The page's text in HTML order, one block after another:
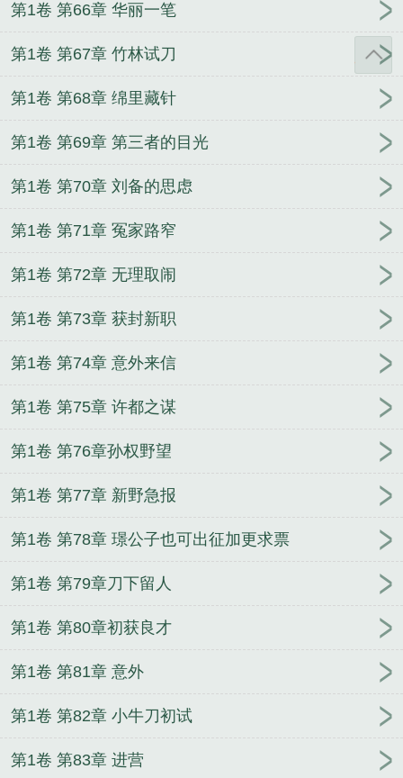
第1卷 第66章 华丽一笔
第1卷 第67章 竹林试刀
第1卷 第68章 绵里藏针
第1卷 第69章 第三者的目光
第1卷 第70章 刘备的思虑
第1卷 第71章 冤家路窄
第1卷 第72章 无理取闹
第1卷 第73章 获封新职
第1卷 第74章 意外来信
第1卷 第75章 许都之谋
第1卷 第76章孙权野望
第1卷 第77章 新野急报
第1卷 第78章 璟公子也可出征加更求票
第1卷 第79章刀下留人
第1卷 第80章初获良才
第1卷 第81章 意外
第1卷 第82章 小牛刀初试
第1卷 第83章 进营